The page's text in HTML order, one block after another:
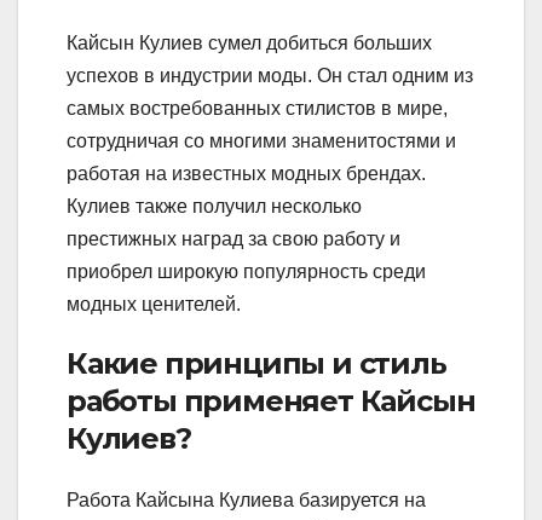
Кайсын Кулиев сумел добиться больших
успехов в индустрии моды. Он стал одним из
самых востребованных стилистов в мире,
сотрудничая со многими знаменитостями и
работая на известных модных брендах.
Кулиев также получил несколько
престижных наград за свою работу и
приобрел широкую популярность среди
модных ценителей.
Какие принципы и стиль
работы применяет Кайсын
Кулиев?
Работа Кайсына Кулиева базируется на